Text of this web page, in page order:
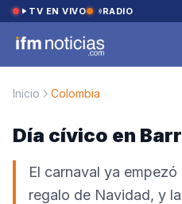
Saltar al contenido
TV EN VIVO RADIO
Inicio Colombia
Día cívico en
El carnaval ya
regalo de Navidad, y